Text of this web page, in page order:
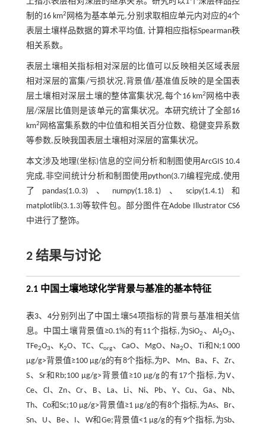
制的16 km2 网格为基本单元,分别求取相应单元内对应的4个
表层土壤样品数据的算术平均值, 计算相应指标Spearman秩
相关系数。
表层土壤相关指标相对深层的比值可以反映相关区域表层
相对深层的富集/亏损状况,背景值/基准值反映的是全国表
层土壤相对深层土壤的整体富集状况,每个16 km2 网格中表
层/深层比值则是该单元的富集状况。本研究统计了全部16
km2 网格富集系数的中位值和相关百分位数、稳健变异系数
等参数,反映我国表层土壤相对深层的富集状况。
本文涉及地理(坐标)信息的空间分析和制图使用ArcGIS 10.4
完成,非空间统计分析和制图使用python(3.7)编程完成,使用
了pandas(1.0.3)、numpy(1.18.1)、scipy(1.4.1)和
matplotlib(3.1.3)等软件包。部分图件在Adobe Illustrator CS6
中进行了整饰。
2 结果与讨论
2.1 中国土壤地球化学背景与基准的基本特征
表3、 4分别列出了中国土壤54项指标的背景与基准相关信
息。中国土壤背景值≥0.1%的有11个指标,为SiO2 、Al2O3、
TFe2O3、K2O、TC、Corg、CaO、MgO、Na2O、Ti和N;1 000
μg/g>背景值≥100 μg/g的有8个指标,为P、Mn、Ba、F、Zr、
S、Sr和Rb;100 μg/g>背景值≥10 μg/g的有17个指标,为V、
Ce、Cl、Zn、Cr、B、La、Li、Ni、Pb、Y、Cu、Ga、Nb、
Th、Co和Sc;10 μg/g>背景值≥1 μg/g的有8个指标,为As、Br、
Sn、U、Be、I、W和Ge;背景值<1 μg/g的有9个指标,为Sb、